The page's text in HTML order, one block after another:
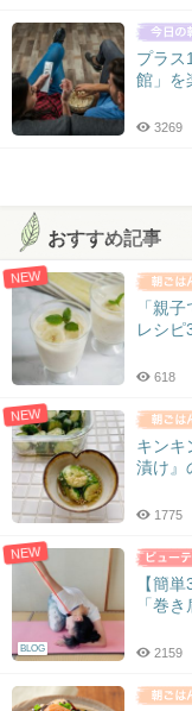
プラス
館」を
3269
おすすめ記事
NEW
「親
レシピ
618
NEW
キンキ
漬け』
1775
NEW
BLOG
【簡
「巻
2159